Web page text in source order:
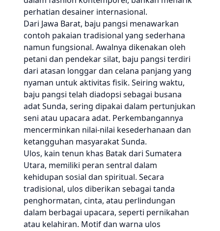
perhatian desainer internasional.
Dari Jawa Barat, baju pangsi menawarkan
contoh pakaian tradisional yang sederhana
namun fungsional. Awalnya dikenakan oleh
petani dan pendekar silat, baju pangsi terdiri
dari atasan longgar dan celana panjang yang
nyaman untuk aktivitas fisik. Seiring waktu,
baju pangsi telah diadopsi sebagai busana
adat Sunda, sering dipakai dalam pertunjukan
seni atau upacara adat. Perkembangannya
mencerminkan nilai-nilai kesederhanaan dan
ketangguhan masyarakat Sunda.
Ulos, kain tenun khas Batak dari Sumatera
Utara, memiliki peran sentral dalam
kehidupan sosial dan spiritual. Secara
tradisional, ulos diberikan sebagai tanda
penghormatan, cinta, atau perlindungan
dalam berbagai upacara, seperti pernikahan
atau kelahiran. Motif dan warna ulos